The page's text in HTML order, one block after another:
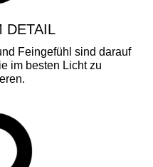
DETAIL
Feingefühl sind darauf
im besten Licht zu